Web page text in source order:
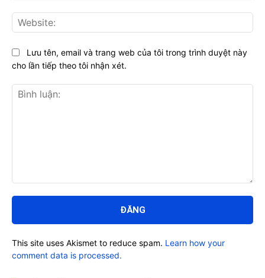
luận:
Lưu tên, email và trang web của tôi trong trình duyệt này
cho lần tiếp theo tôi nhận xét.
This site uses Akismet to reduce spam. Learn how your
comment data is processed.